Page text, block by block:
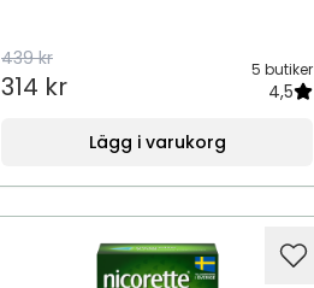
439 kr
314 kr
5 butiker
4,5
Lägg i varukorg